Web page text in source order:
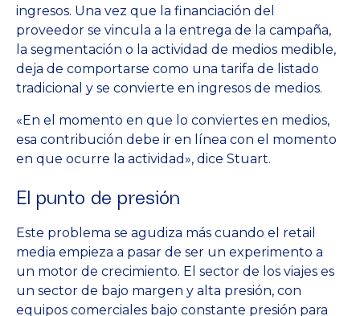
ingresos. Una vez que la financiación del
proveedor se vincula a la entrega de la campaña,
la segmentación o la actividad de medios medible,
deja de comportarse como una tarifa de listado
tradicional y se convierte en ingresos de medios.
«En el momento en que lo conviertes en medios,
esa contribución debe ir en línea con el momento
en que ocurre la actividad», dice Stuart.
El punto de presión
Este problema se agudiza más cuando el retail
media empieza a pasar de ser un experimento a
un motor de crecimiento. El sector de los viajes es
un sector de bajo margen y alta presión, con
equipos comerciales bajo constante presión para